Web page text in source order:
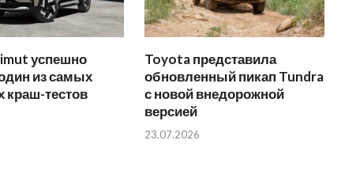
успешно
из самых
тестов
Toyota представила
обновленный пикап Tundra
с новой внедорожной
версией
23.07.2026